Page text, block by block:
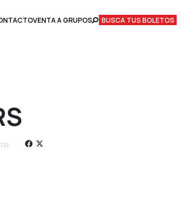
VENTA A GRUPOS BUSCA TUS BOLETOS